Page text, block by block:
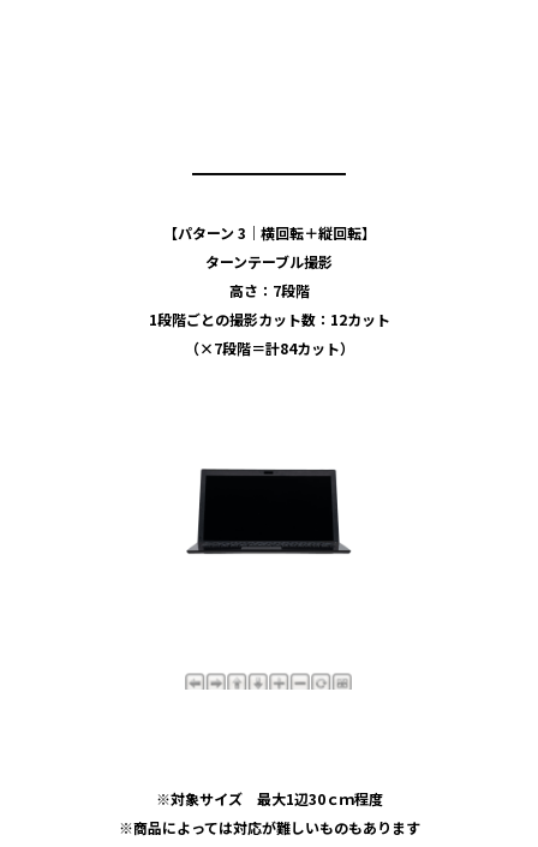
━━━━━━━━
【パターン 3｜横回転＋縦回転】
ターンテーブル撮影
高さ：7段階
1段階ごとの撮影カット数：12カット
（×7段階＝計84カット）
※対象サイズ 最大1辺30ｃｍ程度
※商品によっては対応が難しいものもあります